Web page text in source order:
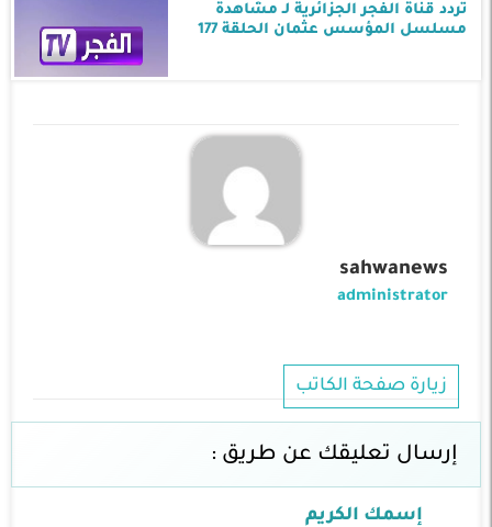
تردد قناة الفجر الجزائرية لـ مشاهدة
مسلسل المؤسس عثمان الحلقة 177
sahwanews
administrator
زيارة صفحة الكاتب
إرسال تعليقك عن طريق :
إسمك الكريم